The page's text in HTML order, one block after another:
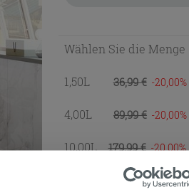
Wählen Sie die Menge
1,50L 36,99 € -20,00
4,00L 89,99 € -20,00
10,00L 179,99 € -20,00
Leistung = 0,20L/m2